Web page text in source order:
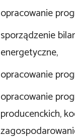
opracowanie
sporządzenie
energetyczne,
opracowanie
opracowanie
producenckich,